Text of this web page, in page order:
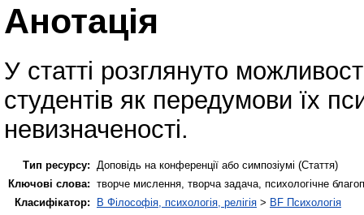
Анотація
У статті розглянуто
студентів як передумови їх
невизначеності.
Тип ресурсу:
Доповідь на конференції або симпозіумі (Стаття)
Ключові слова: творче мислення, творча задача, психологічне
Класифікатор:
B Філософія, психологія, релігія > BF Психологія